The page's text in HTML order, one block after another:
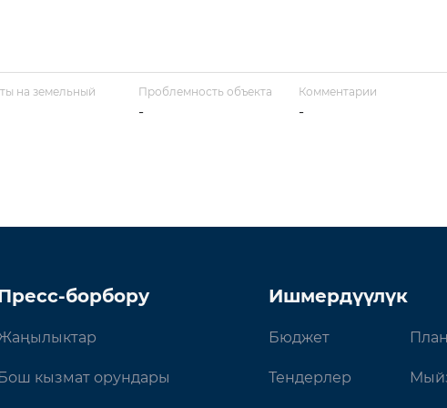
на земельный
Проблемность объекта
-
Комментарии
-
борбору
Бош кызмат орундары
Ишмердүүлүк
Бюджет
Тендерлер